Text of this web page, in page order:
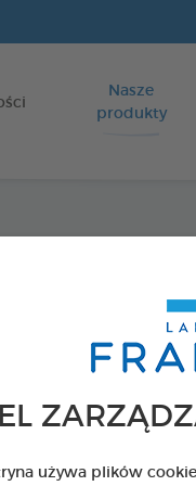
używa plików
Nasze
produkty